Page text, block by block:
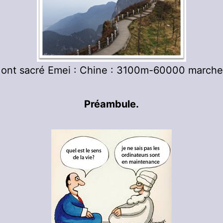
sacré Emei : Chine : 3100m-60000
Préambule.